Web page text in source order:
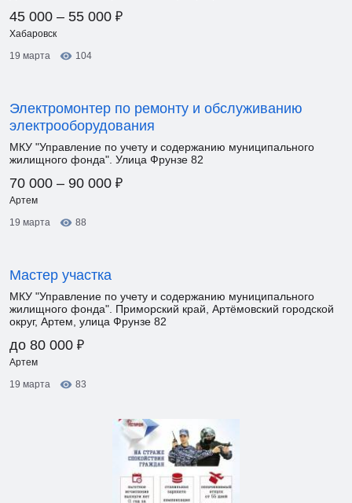
45 000 – 55 000 ₽
Хабаровск
19 марта
104
Электромонтер по ремонту и обслуживанию
электрооборудования
МКУ "Управление по учету и содержанию муниципального
жилищного фонда". Улица Фрунзе 82
70 000 – 90 000 ₽
Артем
19 марта
88
Мастер участка
МКУ "Управление по учету и содержанию муниципального
жилищного фонда". Приморский край, Артёмовский городской
округ, Артем, улица Фрунзе 82
до 80 000 ₽
Артем
19 марта
83